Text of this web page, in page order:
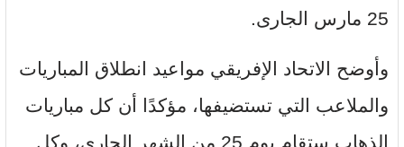
25 مارس الجارى.
وأوضح الاتحاد الإفريقي مواعيد انطلاق المباريات
والملاعب التي تستضيفها، مؤكدًا أن كل مباريات
الذهاب ستقام يوم 25 من الشهر الجاري، وكل